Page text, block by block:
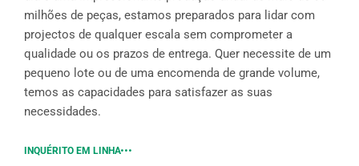
milhões de peças, estamos preparados para lidar com
projectos de qualquer escala sem comprometer a
qualidade ou os prazos de entrega. Quer necessite de um
pequeno lote ou de uma encomenda de grande volume,
temos as capacidades para satisfazer as suas
necessidades.
INQUÉRITO EM LINHA